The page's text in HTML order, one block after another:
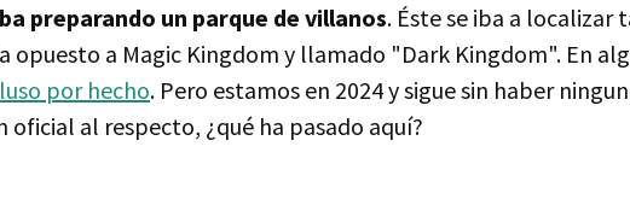
preparando un parque de villanos. Éste se iba a localizar
opuesto a Magic Kingdom y llamado "Dark Kingdom". En
por hecho. Pero estamos en 2024 y sigue sin haber
oficial al respecto, ¿qué ha pasado aquí?